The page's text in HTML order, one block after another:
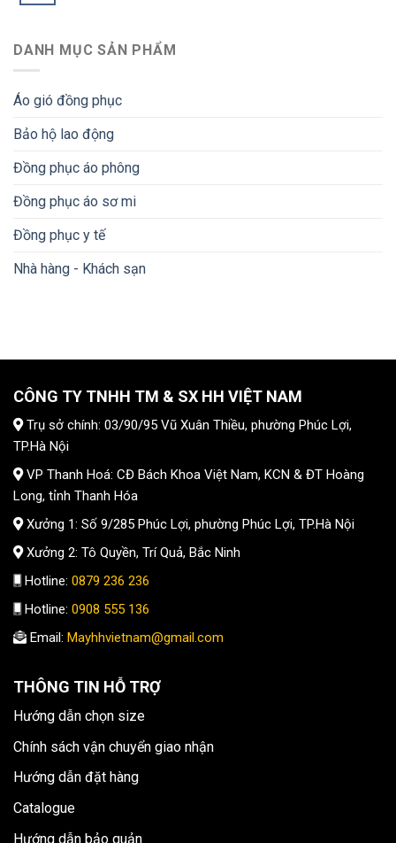
DANH MỤC SẢN PHẨM
Áo gió đồng phục
Bảo hộ lao động
Đồng phục áo phông
Đồng phục áo sơ mi
Đồng phục y tế
Nhà hàng - Khách sạn
CÔNG TY TNHH TM & SX HH VIỆT NAM
Trụ sở chính: 03/90/95 Vũ Xuân Thiều, phường Phúc Lợi,
TP.Hà Nội
VP Thanh Hoá: CĐ Bách Khoa Việt Nam, KCN & ĐT Hoàng
Long, tỉnh Thanh Hóa
Xưởng 1: Số 9/285 Phúc Lợi, phường Phúc Lợi, TP.Hà Nội
Xưởng 2: Tô Quyền, Trí Quả, Bắc Ninh
Hotline: 0879 236 236
Hotline: 0908 555 136
Email: Mayhhvietnam@gmail.com
THÔNG TIN HỖ TRỢ
Hướng dẫn chọn size
Chính sách vận chuyển giao nhận
Hướng dẫn đặt hàng
Catalogue
Hướng dẫn bảo quản